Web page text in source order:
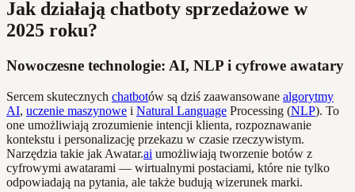
Jak działają chatboty sprzedażowe w
2025 roku?
Nowoczesne technologie: AI, NLP i cyfrowe awatary
Sercem skutecznych chatbotów są dziś zaawansowane algorytmy
AI, uczenie maszynowe i Natural Language Processing (NLP). To
one umożliwiają zrozumienie intencji klienta, rozpoznawanie
kontekstu i personalizację przekazu w czasie rzeczywistym.
Narzędzia takie jak Awatar.ai umożliwiają tworzenie botów z
cyfrowymi awatarami — wirtualnymi postaciami, które nie tylko
odpowiadają na pytania, ale także budują wizerunek marki.